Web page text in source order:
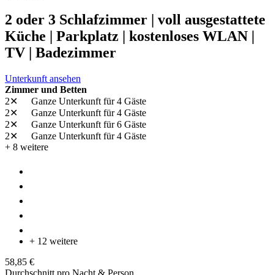
2 oder 3 Schlafzimmer | voll ausgestattete
Küche | Parkplatz | kostenloses WLAN |
TV | Badezimmer
Unterkunft ansehen
Zimmer und Betten
2✕
Ganze Unterkunft für 4 Gäste
2✕
Ganze Unterkunft für 4 Gäste
2✕
Ganze Unterkunft für 6 Gäste
2✕
Ganze Unterkunft für 4 Gäste
+ 8 weitere
+ 12 weitere
58,85 €
Durchschnitt pro Nacht & Person